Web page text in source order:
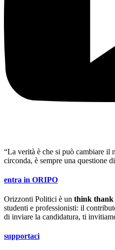
“La verità è che si può cambiare il
circonda, è sempre una questione di
entra in ORIPO
Orizzonti Politici è un think
studenti e professionisti: il
di inviare la candidatura, ti
supportaci